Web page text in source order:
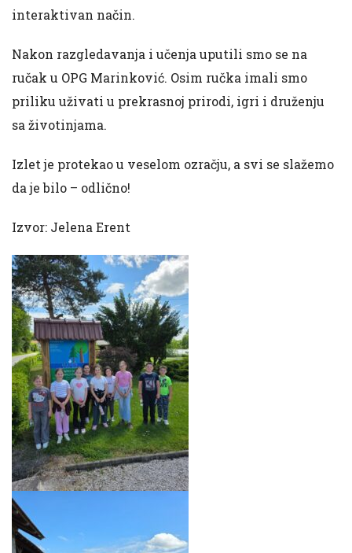
interaktivan način.
Nakon razgledavanja i učenja uputili smo se na
ručak u OPG Marinković. Osim ručka imali smo
priliku uživati u prekrasnoj prirodi, igri i druženju
sa životinjama.
Izlet je protekao u veselom ozračju, a svi se slažemo
da je bilo – odlično!
Izvor: Jelena Erent